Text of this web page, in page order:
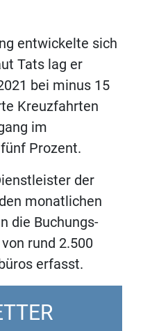
entwickelte sich
Tats lag er
bei minus 15
Kreuzfahrten
im
Prozent.
der
monatlichen
die Buchungs-
rund 2.500
erfasst.